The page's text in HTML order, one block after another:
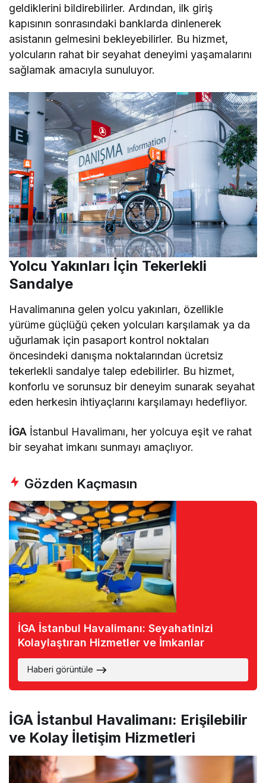
geldiklerini bildirebilirler. Ardından, ilk giriş
kapısının sonrasındaki banklarda dinlenerek
asistanın gelmesini bekleyebilirler. Bu hizmet,
yolcuların rahat bir seyahat deneyimi yaşamalarını
sağlamak amacıyla sunuluyor.
Yolcu Yakınları İçin Tekerlekli
Sandalye
Havalimanına gelen yolcu yakınları, özellikle
yürüme güçlüğü çeken yolcuları karşılamak ya da
uğurlamak için pasaport kontrol noktaları
öncesindeki danışma noktalarından ücretsiz
tekerlekli sandalye talep edebilirler. Bu hizmet,
konforlu ve sorunsuz bir deneyim sunarak seyahat
eden herkesin ihtiyaçlarını karşılamayı hedefliyor.
İGA İstanbul Havalimanı, her yolcuya eşit ve rahat
bir seyahat imkanı sunmayı amaçlıyor.
Gözden Kaçmasın
İGA İstanbul Havalimanı: Seyahatinizi
Kolaylaştıran Hizmetler ve İmkanlar
Haberi görüntüle
İGA İstanbul Havalimanı: Erişilebilir
ve Kolay İletişim Hizmetleri